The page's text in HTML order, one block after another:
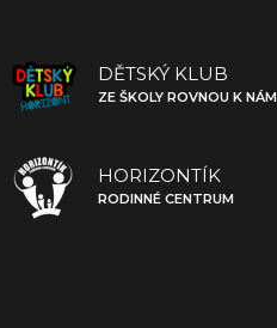
DĚTSKÝ KLUB
ZE ŠKOLY ROVNOU K NÁM
HORIZONTÍK
RODINNÉ CENTRUM